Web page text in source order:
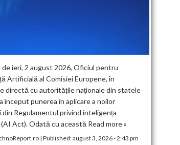
ieri, 2 august 2026, Oficiul pentru
Artificială al Comisiei Europene, în
directă cu autoritățile naționale din statele
început punerea în aplicare a noilor
din Regulamentul privind inteligența
Act). Odată cu această Read more »
| Published:august 3, 2026 - 2:43 pm